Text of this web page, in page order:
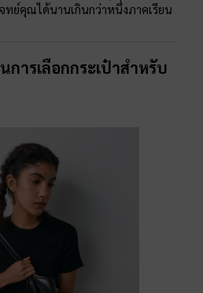
ทย์คุณได้นานเกินกว่าหนึ่งภาคเรียน
ารเลือกกระเป๋าสำหรับ